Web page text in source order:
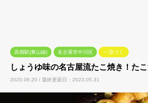
高畑駅(東山線) 名古屋市中川区 一息つく
しょうゆ味の名古屋流たこ焼き！たこ
2020.06.20 / 最終更新日：2023.05.31